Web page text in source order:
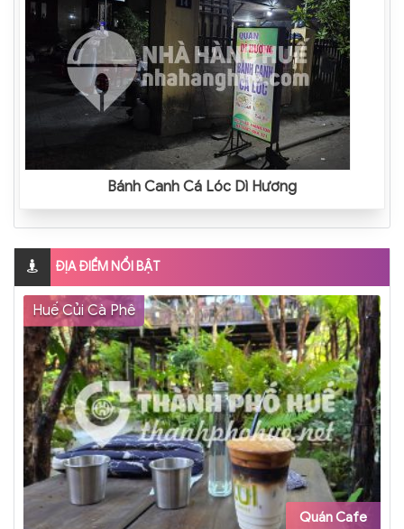
Bánh Canh Cá Lóc Dì Hương
ĐỊA ĐIỂM NỔI BẬT
Huế Củi Cà Phê
Quán Cafe